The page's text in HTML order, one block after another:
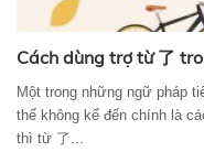
Cách dùng trợ từ 了
Một trong những ngữ pháp
thể không kể đến chính là
thì từ 了...